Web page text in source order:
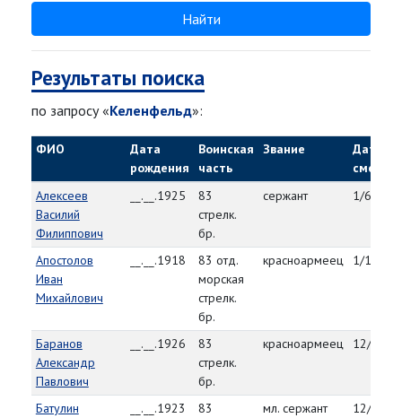
Найти
Результаты поиска
по запросу «Келенфельд»:
ФИО
Дата
рождения
Воинская
часть
Звание
Дата
смерти
Алексеев
Василий
Филиппович
__.__.1925
83
стрелк.
бр.
сержант 1/6/45
Апостолов
Иван
Михайлович
__.__.1918
83 отд.
морская
стрелк.
бр.
красноармеец 1/18/45
Баранов
Александр
Павлович
__.__.1926
83
стрелк.
бр.
красноармеец 12/29/
Батулин
__.__.1923
83
мл. сержант 12/30/